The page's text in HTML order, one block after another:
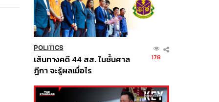
POLITICS
เส้นทางคดี 44 สส. ในชั้นศาล
ฎีกา จะรู้ผลเมื่อไร
178